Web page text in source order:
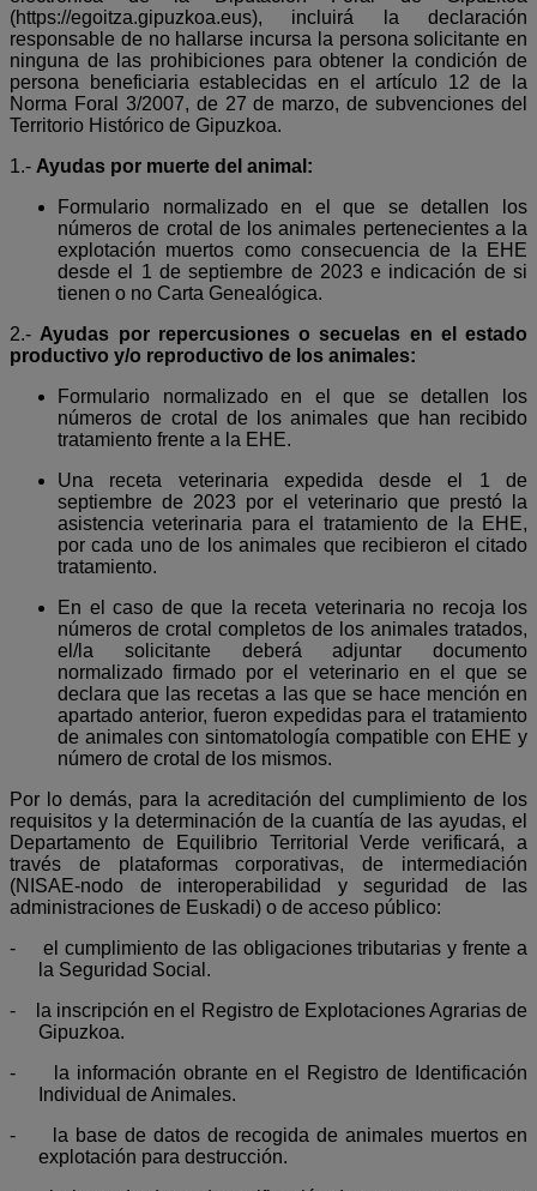
(https://egoitza.gipuzkoa.eus), incluirá la declaración
responsable de no hallarse incursa la persona solicitante en
ninguna de las prohibiciones para obtener la condición de
persona beneficiaria establecidas en el artículo 12 de la
Norma Foral 3/2007, de 27 de marzo, de subvenciones del
Territorio Histórico de Gipuzkoa.
1.- Ayudas por muerte del animal:
Formulario normalizado en el que se detallen los
números de crotal de los animales pertenecientes a la
explotación muertos como consecuencia de la EHE
desde el 1 de septiembre de 2023 e indicación de si
tienen o no Carta Genealógica.
2.- Ayudas por repercusiones o secuelas en el estado
productivo y/o reproductivo de los animales:
Formulario normalizado en el que se detallen los
números de crotal de los animales que han recibido
tratamiento frente a la EHE.
Una receta veterinaria expedida desde el 1 de
septiembre de 2023 por el veterinario que prestó la
asistencia veterinaria para el tratamiento de la EHE,
por cada uno de los animales que recibieron el citado
tratamiento.
En el caso de que la receta veterinaria no recoja los
números de crotal completos de los animales tratados,
el/la solicitante deberá adjuntar documento
normalizado firmado por el veterinario en el que se
declara que las recetas a las que se hace mención en
apartado anterior, fueron expedidas para el tratamiento
de animales con sintomatología compatible con EHE y
número de crotal de los mismos.
Por lo demás, para la acreditación del cumplimiento de los
requisitos y la determinación de la cuantía de las ayudas, el
Departamento de Equilibrio Territorial Verde verificará, a
través de plataformas corporativas, de intermediación
(NISAE-nodo de interoperabilidad y seguridad de las
administraciones de Euskadi) o de acceso público:
-
el cumplimiento de las obligaciones tributarias y frente a
la Seguridad Social.
-
la inscripción en el Registro de Explotaciones Agrarias de
Gipuzkoa.
-
la información obrante en el Registro de Identificación
Individual de Animales.
-
la base de datos de recogida de animales muertos en
explotación para destrucción.